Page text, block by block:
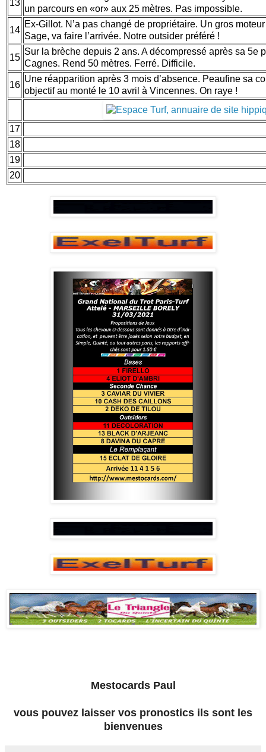
13
un parcours en «or» aux 25 mètres. Pas impossible.
14
Ex-Gillot. N’a pas changé de propriétaire. Un gros
Sage, va faire l’arrivée. Notre outsider préféré !
15
Sur la brèche depuis 2 ans. A décompressé après sa 5e
Cagnes. Rend 50 mètres. Ferré. Difficile.
16
Une réapparition après 3 mois d’absence. Peaufine sa
objectif au monté le 10 avril à Vincennes. On raye !
17
18
19
20
Mestocards Paul
vous pouvez laisser vos pronostics ils sont les
bienvenues